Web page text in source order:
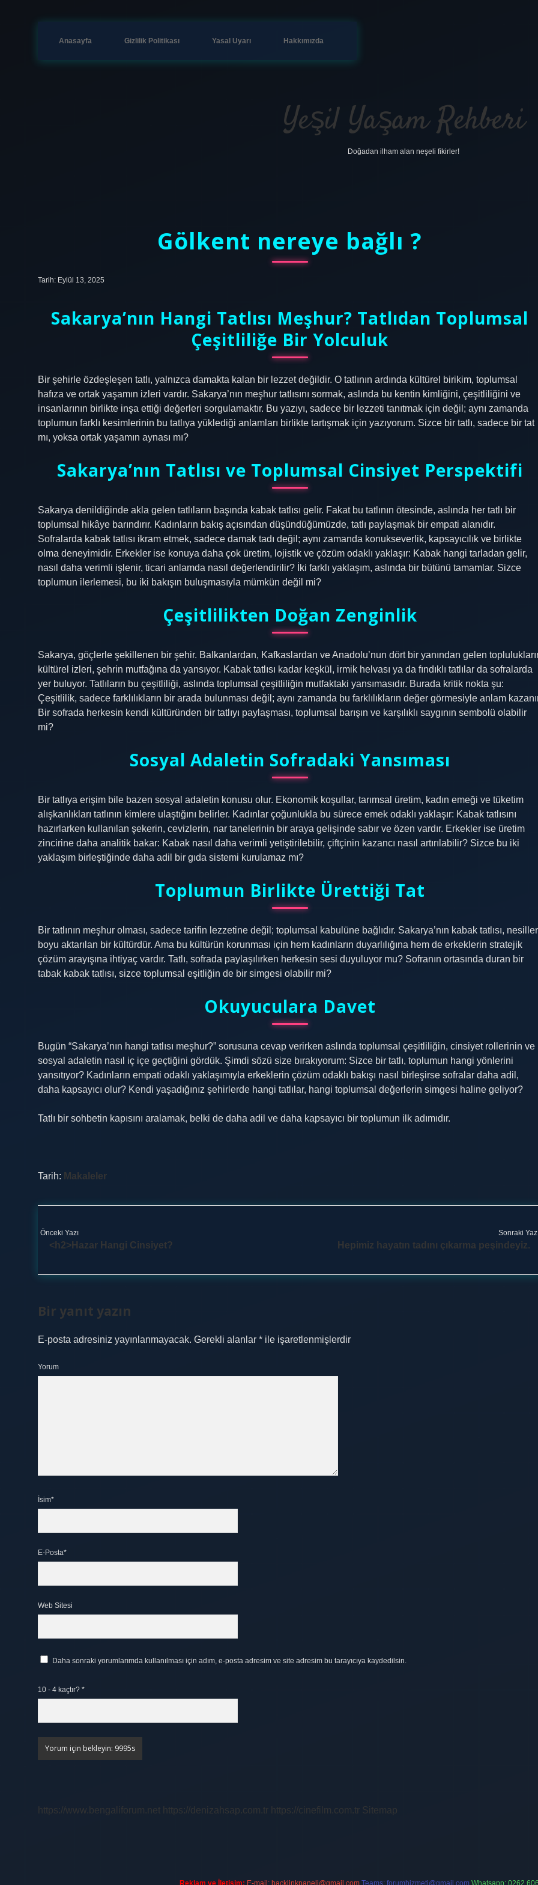
Anasayfa Gizlilik Politikası Yasal Uyarı Hakkımızda
Yeşil Yaşam Rehberi
Doğadan ilham alan neşeli fikirler!
Gölkent nereye bağlı ?
Tarih: Eylül 13, 2025
Sakarya’nın Hangi Tatlısı Meşhur? Tatlıdan Toplumsal
Çeşitliliğe Bir Yolculuk
Bir şehirle özdeşleşen tatlı, yalnızca damakta kalan bir lezzet değildir. O tatlının ardında kültürel birikim, toplumsal
hafıza ve ortak yaşamın izleri vardır. Sakarya’nın meşhur tatlısını sormak, aslında bu kentin kimliğini, çeşitliliğini ve
insanlarının birlikte inşa ettiği değerleri sorgulamaktır. Bu yazıyı, sadece bir lezzeti tanıtmak için değil; aynı zamanda
toplumun farklı kesimlerinin bu tatlıya yüklediği anlamları birlikte tartışmak için yazıyorum. Sizce bir tatlı, sadece bir tat
mı, yoksa ortak yaşamın aynası mı?
Sakarya’nın Tatlısı ve Toplumsal Cinsiyet Perspektifi
Sakarya denildiğinde akla gelen tatlıların başında kabak tatlısı gelir. Fakat bu tatlının ötesinde, aslında her tatlı bir
toplumsal hikâye barındırır. Kadınların bakış açısından düşündüğümüzde, tatlı paylaşmak bir empati alanıdır.
Sofralarda kabak tatlısı ikram etmek, sadece damak tadı değil; aynı zamanda konukseverlik, kapsayıcılık ve birlikte
olma deneyimidir. Erkekler ise konuya daha çok üretim, lojistik ve çözüm odaklı yaklaşır: Kabak hangi tarladan gelir,
nasıl daha verimli işlenir, ticari anlamda nasıl değerlendirilir? İki farklı yaklaşım, aslında bir bütünü tamamlar. Sizce
toplumun ilerlemesi, bu iki bakışın buluşmasıyla mümkün değil mi?
Çeşitlilikten Doğan Zenginlik
Sakarya, göçlerle şekillenen bir şehir. Balkanlardan, Kafkaslardan ve Anadolu’nun dört bir yanından gelen
kültürel izleri, şehrin mutfağına da yansıyor. Kabak tatlısı kadar keşkül, irmik helvası ya da fındıklı tatlılar da sofralarda
yer buluyor. Tatlıların bu çeşitliliği, aslında toplumsal çeşitliliğin mutfaktaki yansımasıdır. Burada kritik nokta şu:
Çeşitlilik, sadece farklılıkların bir arada bulunması değil; aynı zamanda bu farklılıkların değer görmesiyle anlam
Bir sofrada herkesin kendi kültüründen bir tatlıyı paylaşması, toplumsal barışın ve karşılıklı saygının sembolü olabilir
mi?
Sosyal Adaletin Sofradaki Yansıması
Bir tatlıya erişim bile bazen sosyal adaletin konusu olur. Ekonomik koşullar, tarımsal üretim, kadın emeği ve tüketim
alışkanlıkları tatlının kimlere ulaştığını belirler. Kadınlar çoğunlukla bu sürece emek odaklı yaklaşır: Kabak tatlısını
hazırlarken kullanılan şekerin, cevizlerin, nar tanelerinin bir araya gelişinde sabır ve özen vardır. Erkekler ise üretim
zincirine daha analitik bakar: Kabak nasıl daha verimli yetiştirilebilir, çiftçinin kazancı nasıl artırılabilir? Sizce bu iki
yaklaşım birleştiğinde daha adil bir gıda sistemi kurulamaz mı?
Toplumun Birlikte Ürettiği Tat
Bir tatlının meşhur olması, sadece tarifin lezzetine değil; toplumsal kabulüne bağlıdır. Sakarya’nın kabak tatlısı, nesiller
boyu aktarılan bir kültürdür. Ama bu kültürün korunması için hem kadınların duyarlılığına hem de erkeklerin stratejik
çözüm arayışına ihtiyaç vardır. Tatlı, sofrada paylaşılırken herkesin sesi duyuluyor mu? Sofranın ortasında duran bir
tabak kabak tatlısı, sizce toplumsal eşitliğin de bir simgesi olabilir mi?
Okuyuculara Davet
Bugün “Sakarya’nın hangi tatlısı meşhur?” sorusuna cevap verirken aslında toplumsal çeşitliliğin, cinsiyet rollerinin ve
sosyal adaletin nasıl iç içe geçtiğini gördük. Şimdi sözü size bırakıyorum: Sizce bir tatlı, toplumun hangi yönlerini
yansıtıyor? Kadınların empati odaklı yaklaşımıyla erkeklerin çözüm odaklı bakışı nasıl birleşirse sofralar daha adil,
daha kapsayıcı olur? Kendi yaşadığınız şehirlerde hangi tatlılar, hangi toplumsal değerlerin simgesi haline geliyor?
Tatlı bir sohbetin kapısını aralamak, belki de daha adil ve daha kapsayıcı bir toplumun ilk adımıdır.
Tarih: Makaleler
Önceki Yazı
<h2>Hazar Hangi Cinsiyet?
Sonraki
Hepimiz hayatın tadını çıkarma peşindeyiz.
Bir yanıt yazın
E-posta adresiniz yayınlanmayacak. Gerekli alanlar * ile işaretlenmişlerdir
Yorum
İsim*
E-Posta*
Web Sitesi
Daha sonraki yorumlarımda kullanılması için adım, e-posta adresim ve site adresim bu tarayıcıya kaydedilsin.
10 - 4 kaçtır? *
https://www.bengaliforum.net https://denizahsap.com.tr https://cinefilm.com.tr Sitemap
Reklam ve İletişim: E-mail: backlinkpaneli@gmail.com Teams: forumhizmeti@gmail.com Whatsapp: 0262